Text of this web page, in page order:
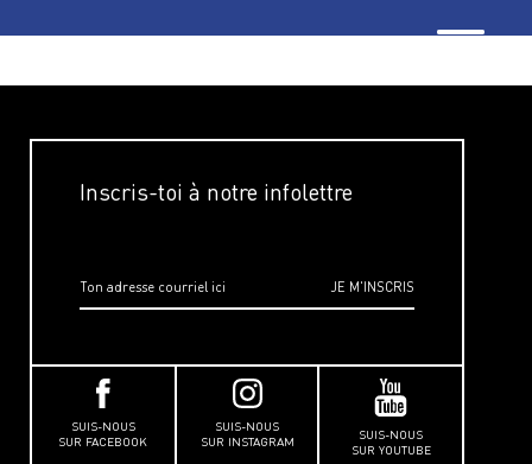
Inscris-toi à notre infolettre
SUIS-NOUS
SUR FACEBOOK
SUIS-NOUS
SUR INSTAGRAM
SUIS-NOUS
SUR YOUTUBE